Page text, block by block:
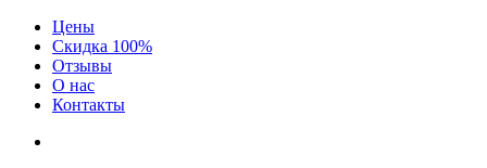
Цены
Скидка 100%
Отзывы
О нас
Контакты